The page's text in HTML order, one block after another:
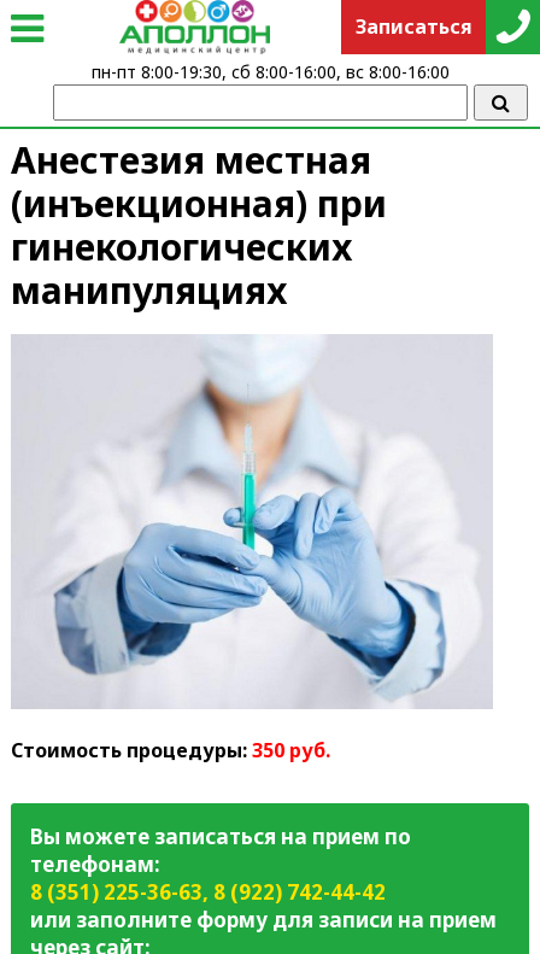
Анестезия местная
(инъекционная) при
гинекологических
манипуляциях
Стоимость процедуры:350 руб.
Вы можете записаться на прием по
телефонам:
8 (351) 225-36-63, 8 (922) 742-44-42
или заполните форму для записи на прием
через сайт:
Записаться
пн-пт 8:00-19:30, сб 8:00-16:00, вс 8:00-16:00